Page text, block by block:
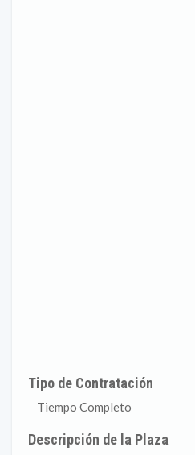
Tipo de Contratación
Tiempo Completo
Descripción de la Plaza